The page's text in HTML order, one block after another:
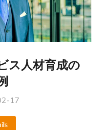
ス人材育成の
17